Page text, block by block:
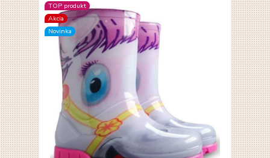
TOP produkt
Akcia
Novinka